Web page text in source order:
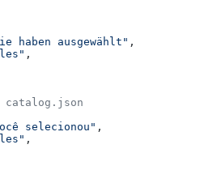
haben ausgewählt" ,
,
selecionou" ,
,